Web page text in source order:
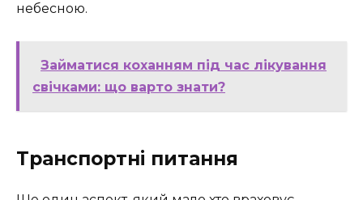
небесною.
Займатися коханням під час лікування
свічками: що варто знати?
Транспортні питання